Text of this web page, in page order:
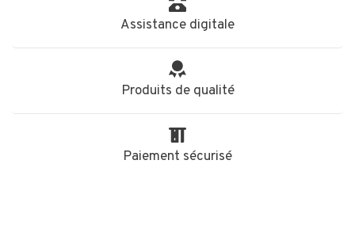
Assistance digitale
Produits de qualité
Paiement sécurisé